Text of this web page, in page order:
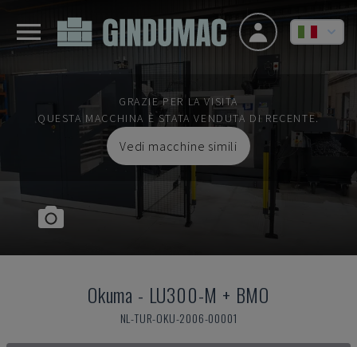
GRAZIE PER LA VISITA
QUESTA MACCHINA È STATA VENDUTA DI RECENTE.
Vedi macchine simili
Okuma - LU300-M + BMO
NL-TUR-OKU-2006-00001